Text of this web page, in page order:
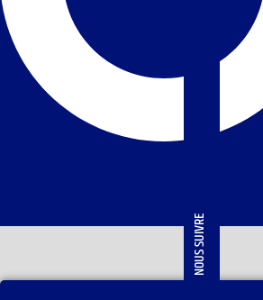
NOUS SUIVRE